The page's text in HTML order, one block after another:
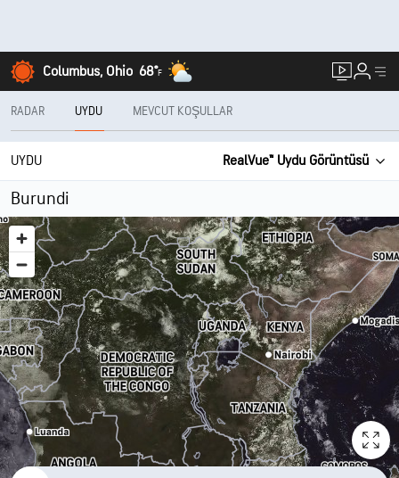
Columbus, Ohio 68°F
RADAR UYDU MEVCUT KOŞULLAR
UYDU RealVue™ Uydu Görüntüsü
Burundi